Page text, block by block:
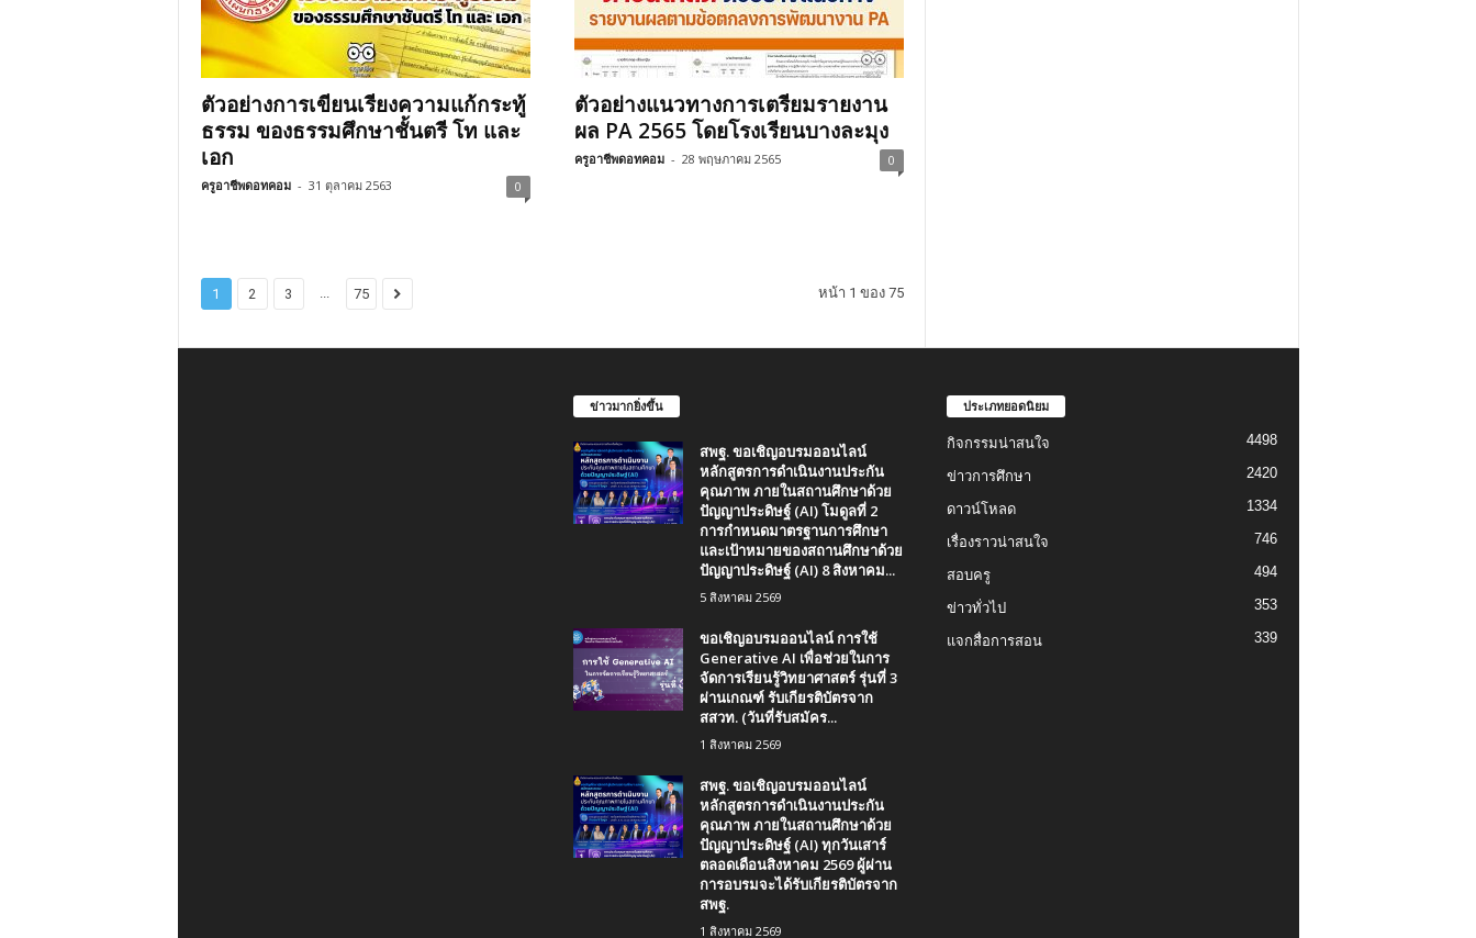
ตัวอย่างการเขียนเรียงความแก้กระทู้
ธรรม ของธรรมศึกษาชั้นตรี โท และ
เอก
ครูอาชีพดอทคอม - 31 ตุลาคม 2563 0
ตัวอย่างแนวทางการเตรียมรายงาน
ผล PA 2565 โดยโรงเรียนบางละมุง
ครูอาชีพดอทคอม - 28 พฤษภาคม 2565 0
1 2 3 ... 75 หน้า 1 ของ 75
ข่าวมากยิ่งขึ้น
สพฐ. ขอเชิญอบรมออนไลน์
หลักสูตรการดำเนินงานประกัน
คุณภาพ ภายในสถานศึกษาด้วย
ปัญญาประดิษฐ์ (AI) โมดูลที่ 2
การกำหนดมาตรฐานการศึกษา
และเป้าหมายของสถานศึกษาด้วย
ปัญญาประดิษฐ์ (AI) 8 สิงหาคม...
5 สิงหาคม 2569
ขอเชิญอบรมออนไลน์ การใช้
Generative AI เพื่อช่วยในการ
จัดการเรียนรู้วิทยาศาสตร์ รุ่นที่ 3
ผ่านเกณฑ์ รับเกียรติบัตรจาก
สสวท. (วันที่รับสมัคร...
1 สิงหาคม 2569
สพฐ. ขอเชิญอบรมออนไลน์
หลักสูตรการดำเนินงานประกัน
คุณภาพ ภายในสถานศึกษาด้วย
ปัญญาประดิษฐ์ (AI) ทุกวันเสาร์
ตลอดเดือนสิงหาคม 2569 ผู้ผ่าน
การอบรมจะได้รับเกียรติบัตรจาก
สพฐ.
1 สิงหาคม 2569
ประเภทยอดนิยม
กิจกรรมน่าสนใจ 4498
ข่าวการศึกษา 2420
ดาวน์โหลด 1334
เรื่องราวน่าสนใจ 746
สอบครู 494
ข่าวทั่วไป 353
แจกสื่อการสอน 339